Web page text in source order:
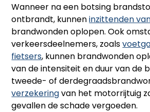
Wanneer na een botsing
ontbrandt, kunneninzittenden
brandwonden oplopen. Ook
verkeersdeelnemers, zoals
fietsers, kunnen brandwonden
van de intensiteit en duur van de
tweede- of
verzekeringvan het motorrijtuig
gevallen de schade vergoeden.